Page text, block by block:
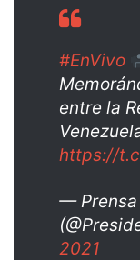
#EnVivo
entre la
https://
— Prensa
2021